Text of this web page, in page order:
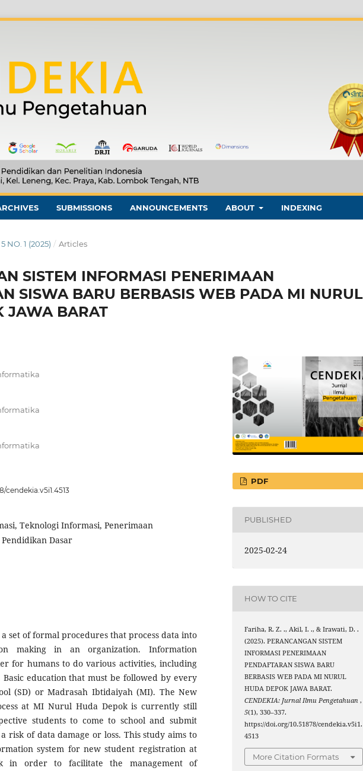
SUBMISSIONS ANNOUNCEMENTS ABOUT INDEXING
NO. 1 (2025) / Articles
SISTEM INFORMASI PENERIMAAN
SISWA BARU BERBASIS WEB PADA MI NURUL
JAWA BARAT
cendekia.v5i1.4513
Teknologi Informasi, Penerimaan
Dasar
set of formal procedures that process data into
making in an organization. Information
for humans to do various activities, including
education that must be followed by every
(SD) or Madrasah Ibtidaiyah (MI). The New
at MI Nurul Huda Depok is currently still
students to come to school and submit
risk of data damage or loss. This study aims to
system for new student registration at
in order to facilitate the management of
PDF
PUBLISHED
2025-02-24
HOW TO CITE
Fariha, R. Z. ., Akil, I. ., & Irawati, D. .
(2025). PERANCANGAN SISTEM
INFORMASI PENERIMAAN
PENDAFTARAN SISWA BARU
BERBASIS WEB PADA MI NURUL
HUDA DEPOK JAWA BARAT.
CENDEKIA: Jurnal Ilmu Pengetahuan,
5(1), 330–337.
https://doi.org/10.51878/cendekia.v5i1.
4513
More Citation Formats